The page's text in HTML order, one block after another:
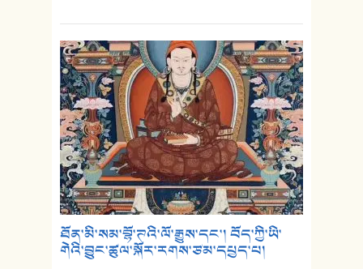
ཐོན་མི་སམ་བྷོ་ཊའི་ལོ་རྒྱུས་དང་། བོད་ཀྱི་ཡི་
གེའི་བྱུང་ཚུལ་སྐོར་རགས་ཙམ་དཔྱད་པ།